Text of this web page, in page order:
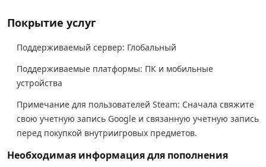
Покрытие услуг
Поддерживаемый сервер: Глобальный
Поддерживаемые платформы: ПК и мобильные
устройства
Примечание для пользователей Steam: Сначала свяжите
свою учетную запись Google и связанную учетную запись
перед покупкой внутриигровых предметов.
Необходимая информация для пополнения